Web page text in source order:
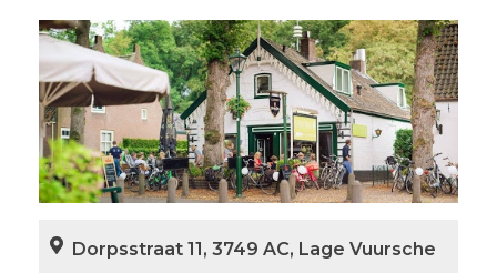
Dorpsstraat 11, 3749 AC, Lage Vuursche